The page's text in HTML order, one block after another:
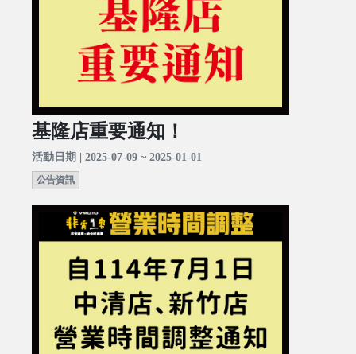
基隆店重要通知！
活動日期 | 2025-07-09 ~ 2025-01-01
公告資訊